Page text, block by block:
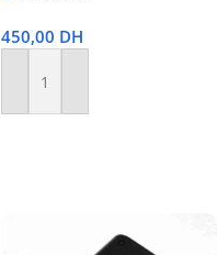
450,00 DH
Ajouter Au Panier